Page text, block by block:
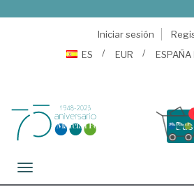
Iniciar sesión
ES
EUR ESPAÑA
Toggle navigation